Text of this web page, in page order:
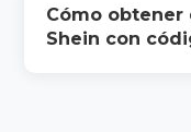
Cómo obtener
Shein con